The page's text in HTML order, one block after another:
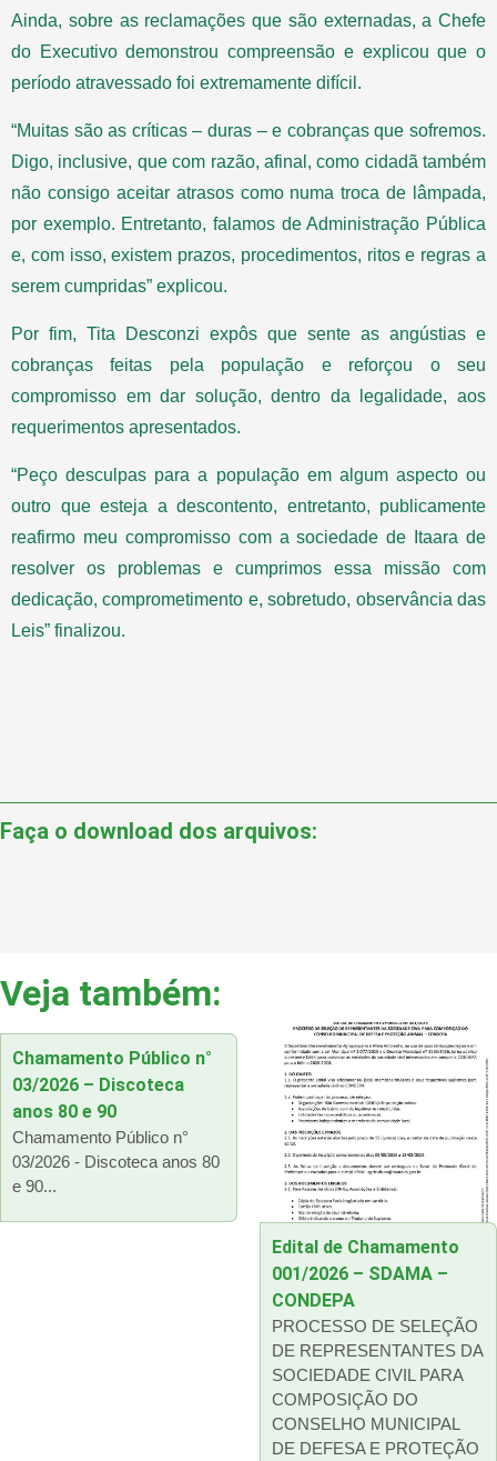
Ainda, sobre as reclamações que são externadas, a Chefe
do Executivo demonstrou compreensão e explicou que o
período atravessado foi extremamente difícil.
“Muitas são as críticas – duras – e cobranças que sofremos.
Digo, inclusive, que com razão, afinal, como cidadã também
não consigo aceitar atrasos como numa troca de lâmpada,
por exemplo. Entretanto, falamos de Administração Pública
e, com isso, existem prazos, procedimentos, ritos e regras a
serem cumpridas” explicou.
Por fim, Tita Desconzi expôs que sente as angústias e
cobranças feitas pela população e reforçou o seu
compromisso em dar solução, dentro da legalidade, aos
requerimentos apresentados.
“Peço desculpas para a população em algum aspecto ou
outro que esteja a descontento, entretanto, publicamente
reafirmo meu compromisso com a sociedade de Itaara de
resolver os problemas e cumprimos essa missão com
dedicação, comprometimento e, sobretudo, observância das
Leis” finalizou.
Faça o download dos arquivos:
Veja também:
Chamamento Público n°
03/2026 – Discoteca
anos 80 e 90
Chamamento Público n°
03/2026 - Discoteca anos 80
e 90...
Edital de Chamamento
001/2026 – SDAMA –
CONDEPA
PROCESSO DE SELEÇÃO
DE REPRESENTANTES DA
SOCIEDADE CIVIL PARA
COMPOSIÇÃO DO
CONSELHO MUNICIPAL
DE DEFESA E PROTEÇÃO